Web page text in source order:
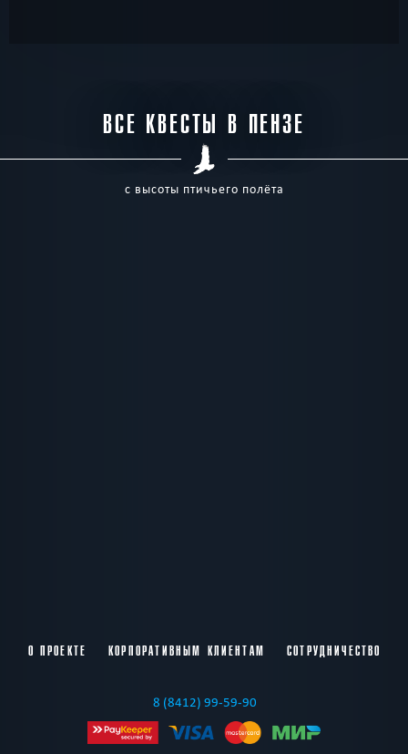
ВСЕ КВЕСТЫ В ПЕНЗЕ
с высоты птичьего полёта
О ПРОЕКТЕ КОРПОРАТИВНЫМ КЛИЕНТАМ СОТРУДНИЧЕСТВО
8 (8412) 99-59-90